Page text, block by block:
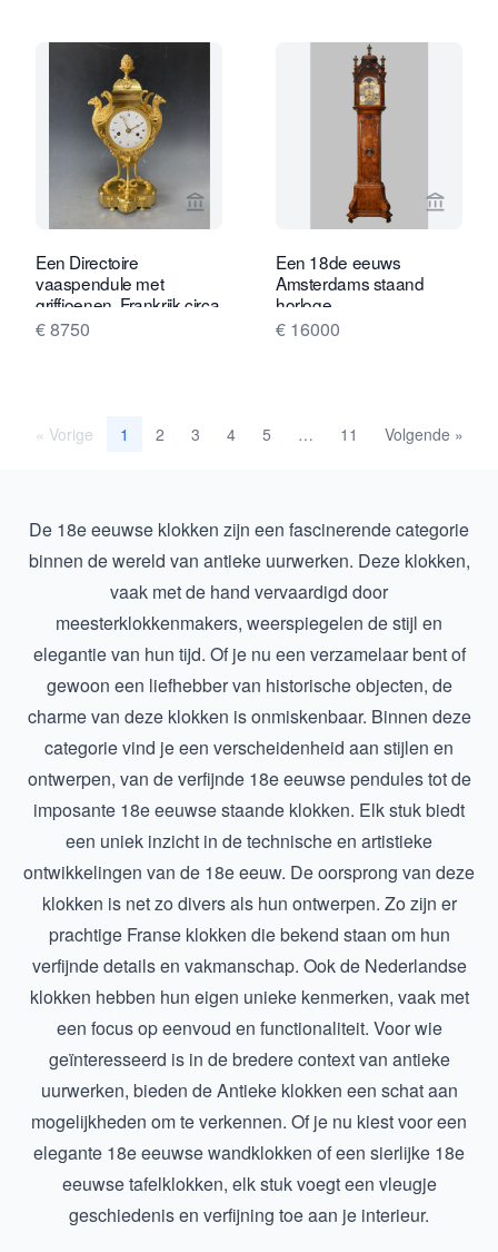
Bekijk verkoperspagina van Van
Een Directoire
vaaspendule met
griffioenen, Frankrijk circa
1800.
€ 8750
Bekijk
Een 18de eeuws
Amsterdams staand
horloge
€ 16000
« Vorige 1 2 3 4 5 … 11 Volgende »
De 18e eeuwse klokken zijn een fascinerende categorie
binnen de wereld van antieke uurwerken. Deze klokken,
vaak met de hand vervaardigd door
meesterklokkenmakers, weerspiegelen de stijl en
elegantie van hun tijd. Of je nu een verzamelaar bent of
gewoon een liefhebber van historische objecten, de
charme van deze klokken is onmiskenbaar. Binnen deze
categorie vind je een verscheidenheid aan stijlen en
ontwerpen, van de verfijnde 18e eeuwse pendulestot de
imposante 18e eeuwse staande klokken. Elk stuk biedt
een uniek inzicht in de technische en artistieke
ontwikkelingen van de 18e eeuw. De oorsprong van deze
klokken is net zo divers als hun ontwerpen. Zo zijn er
prachtige Franse klokken die bekend staan om hun
verfijnde details en vakmanschap. Ook de Nederlandse
klokken hebben hun eigen unieke kenmerken, vaak met
een focus op eenvoud en functionaliteit. Voor wie
geïnteresseerd is in de bredere context van antieke
uurwerken, bieden deAntieke klokken een schat aan
mogelijkheden om te verkennen. Of je nu kiest voor een
elegante 18e eeuwse wandklokken of een sierlijke 18e
eeuwse tafelklokken, elk stuk voegt een vleugje
geschiedenis en verfijning toe aan je interieur.